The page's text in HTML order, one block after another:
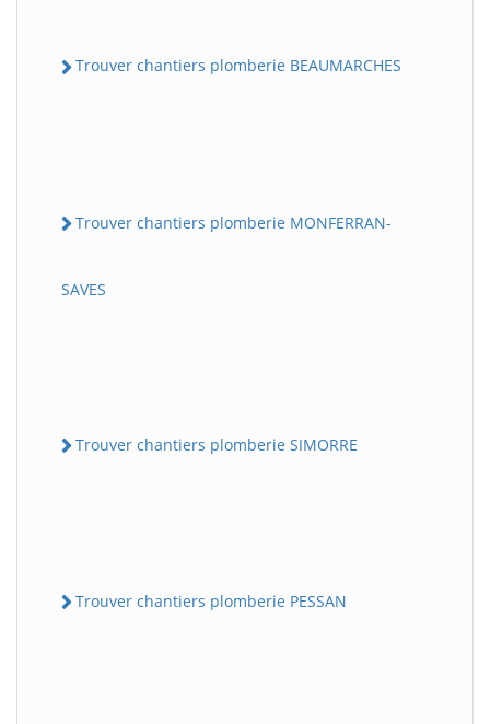
Trouver chantiers plomberie BEAUMARCHES
Trouver chantiers plomberie MONFERRAN-
SAVES
Trouver chantiers plomberie SIMORRE
Trouver chantiers plomberie PESSAN